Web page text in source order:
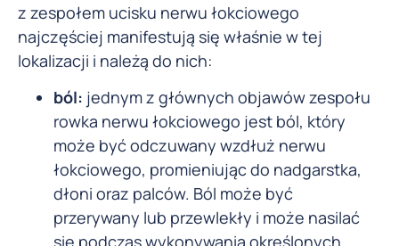
z zespołem ucisku nerwu łokciowego
najczęściej manifestują się właśnie w tej
lokalizacji i należą do nich:
ból: jednym z głównych objawów zespołu
rowka nerwu łokciowego jest ból, który
może być odczuwany wzdłuż nerwu
łokciowego, promieniując do nadgarstka,
dłoni oraz palców. Ból może być
przerywany lub przewlekły i może nasilać
się podczas wykonywania określonych